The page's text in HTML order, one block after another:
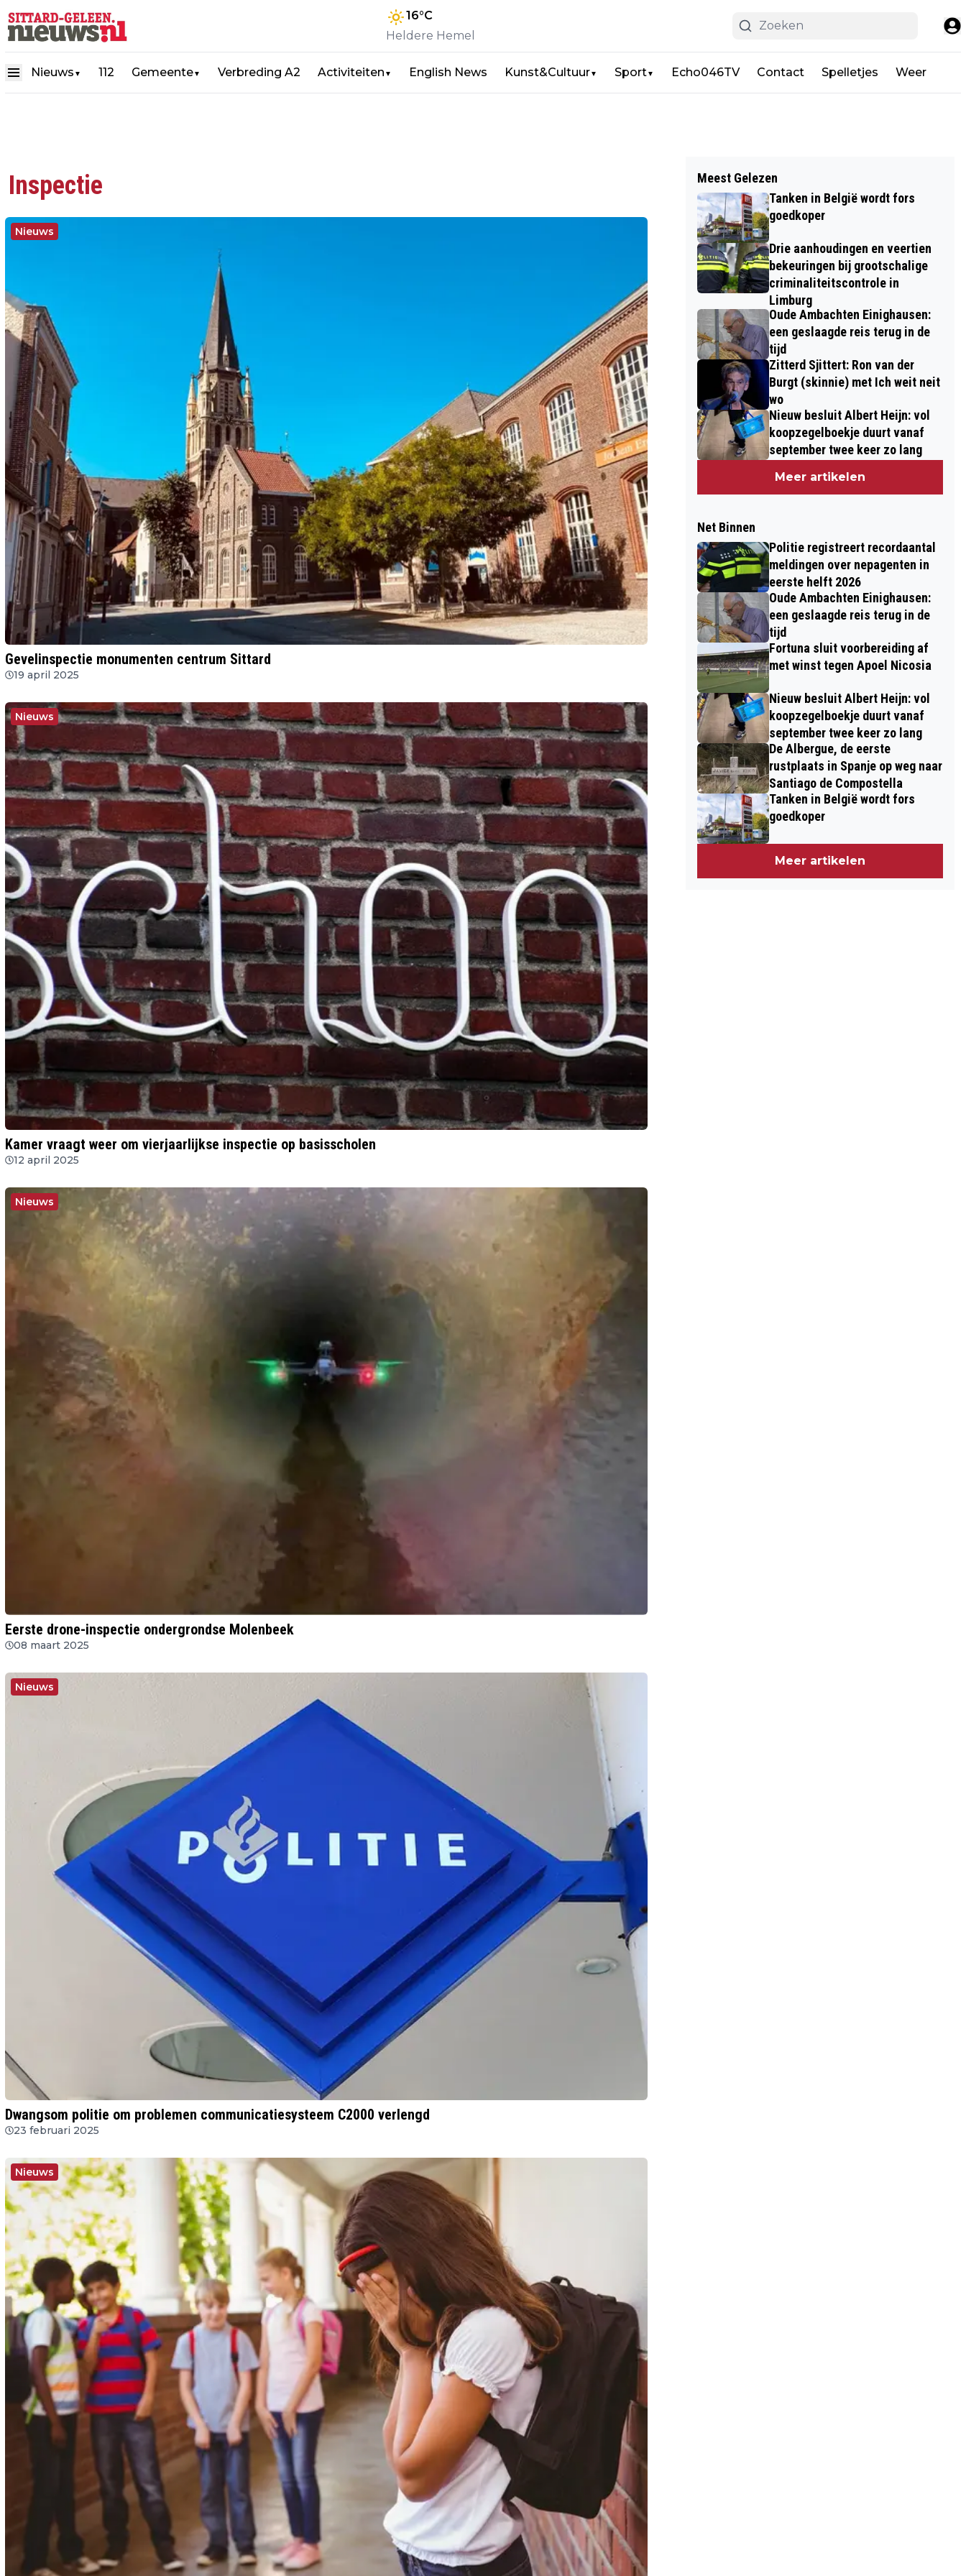
16°C
Heldere Hemel
Nieuws ▼ 112 Gemeente▼ Verbreding A2 Activiteiten ▼ English News Kunst&Cultuur▼ Sport▼ Echo046TV Contact Spelletjes Weer
Inspectie
Nieuws
Gevelinspectie monumenten centrum Sittard
19 april 2025
Nieuws
Kamer vraagt weer om vierjaarlijkse inspectie op basisscholen
12 april 2025
Nieuws
Eerste drone-inspectie ondergrondse Molenbeek
08 maart 2025
Nieuws
Dwangsom politie om problemen communicatiesysteem C2000 verlengd
23 februari 2025
Nieuws
Meest Gelezen
Tanken in België wordt fors
goedkoper
Drie aanhoudingen en veertien
bekeuringen bij grootschalige
criminaliteitscontrole in
Limburg
Oude Ambachten Einighausen:
een geslaagde reis terug in de
tijd
Zitterd Sjittert: Ron van der
Burgt (skinnie) met Ich weit neit
wo
Nieuw besluit Albert Heijn: vol
koopzegelboekje duurt vanaf
september twee keer zo lang
Meer artikelen
Net Binnen
Politie registreert recordaantal
meldingen over nepagenten in
eerste helft 2026
Oude Ambachten Einighausen:
een geslaagde reis terug in de
tijd
Fortuna sluit voorbereiding af
met winst tegen Apoel Nicosia
Nieuw besluit Albert Heijn: vol
koopzegelboekje duurt vanaf
september twee keer zo lang
De Albergue, de eerste
rustplaats in Spanje op weg naar
Santiago de Compostella
Tanken in België wordt fors
goedkoper
Meer artikelen